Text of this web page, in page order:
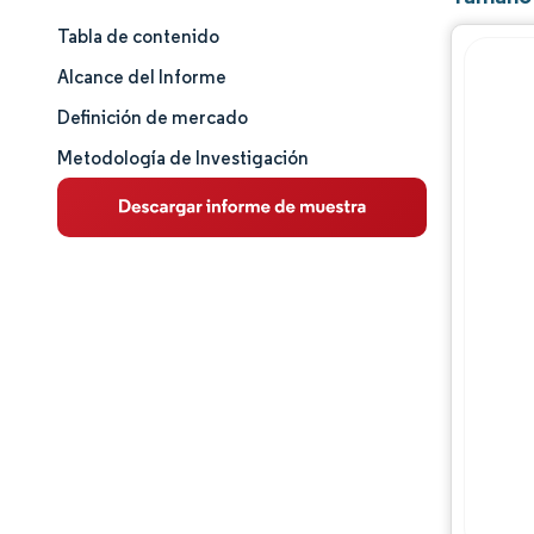
Panorama del Mercado
Análisis de mercado
Tendencias Principales del Mercado
Análisis de segmentos
Tabla de contenido
Alcance del Informe
Definición de mercado
Metodología de Investigación